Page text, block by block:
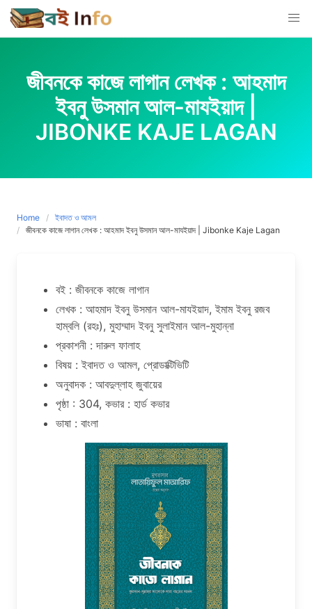
Skip
to
content
জীবনকে কাজে লাগান লেখক : আহমাদ
ইবনু উসমান আল-মাযইয়াদ |
JIBONKE KAJE LAGAN
Home
ইবাদত ও আমল
জীবনকে কাজে লাগান লেখক : আহমাদ ইবনু উসমান আল-মাযইয়াদ | Jibonke Kaje Lagan
বই : জীবনকে কাজে লাগান
লেখক : আহমাদ ইবনু উসমান আল-মাযইয়াদ, ইমাম ইবনু রজব
হাম্বলি (রহঃ), মুহাম্মাদ ইবনু সুলাইমান আল-মুহান্না
প্রকাশনী : দারুল ফালাহ
বিষয় : ইবাদত ও আমল, প্রোডাক্টিভিটি
অনুবাদক : আবদুল্লাহ জুবায়ের
পৃষ্ঠা : 304, কভার : হার্ড কভার
ভাষা : বাংলা